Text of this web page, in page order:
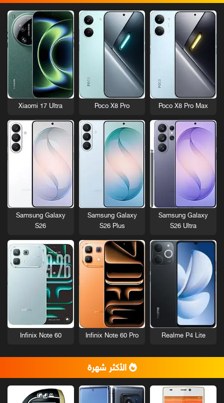
Poco X8 Pro Max
Poco X8 Pro
Xiaomi 17 Ultra
Samsung Galaxy
S26 Ultra
Samsung Galaxy
S26 Plus
Samsung Galaxy
S26
Realme P4 Lite
Infinix Note 60 Pro
Infinix Note 60
الأكثر شهرة